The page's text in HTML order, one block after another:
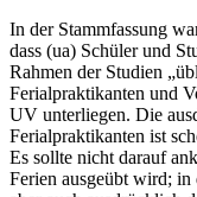
In der Stammfassung
dass (ua) Schüler und
Rahmen der Studien
Ferialpraktikanten und
UV unterliegen. Die
Ferialpraktikanten ist
Es sollte nicht darauf
Ferien ausgeübt wird;